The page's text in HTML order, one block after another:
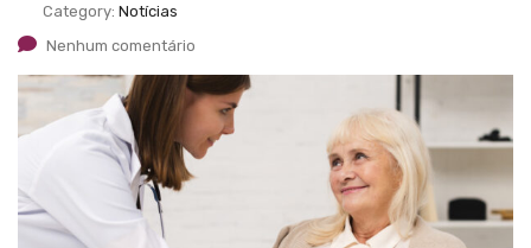
Category: Notícias
Nenhum comentário